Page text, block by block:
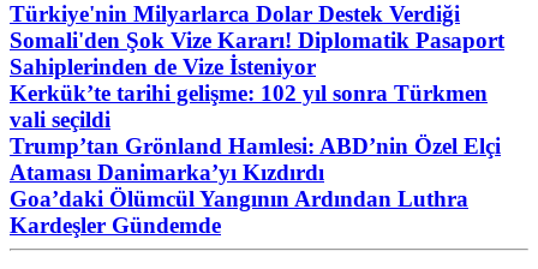
Türkiye'nin Milyarlarca Dolar Destek Verdiği
Somali'den Şok Vize Kararı! Diplomatik Pasaport
Sahiplerinden de Vize İsteniyor
Kerkük’te tarihi gelişme: 102 yıl sonra Türkmen
vali seçildi
Trump’tan Grönland Hamlesi: ABD’nin Özel Elçi
Ataması Danimarka’yı Kızdırdı
Goa’daki Ölümcül Yangının Ardından Luthra
Kardeşler Gündemde